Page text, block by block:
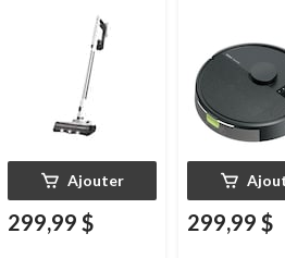
Ajouter
299,99 $ 299,99 $